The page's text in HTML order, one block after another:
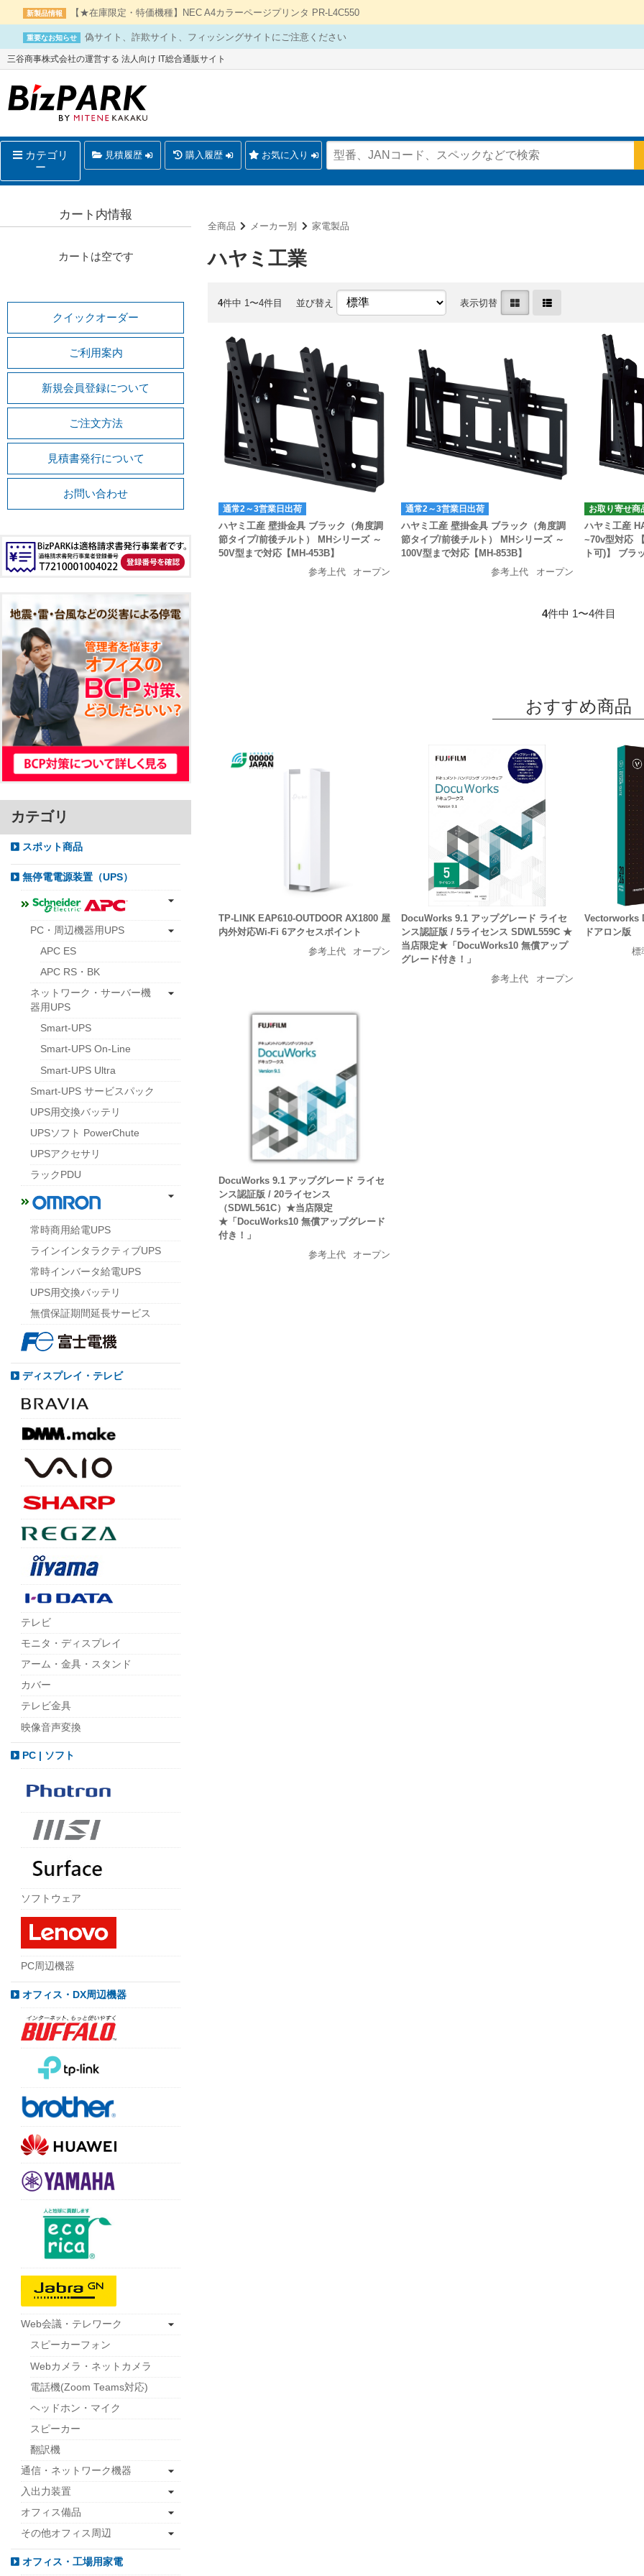
新製品情報 【★在庫限定・特価機種】NEC A4カラーページプリンタ PR-L4C550
重要なお知らせ 偽サイト、詐欺サイト、フィッシングサイトにご注意ください
三谷商事株式会社の運営する 法人向け IT総合通販サイト
カテゴリ
ー
見積履歴 購入履歴 お気に入り
全商品 メーカー別 家電製品
ハヤミ工業
4件中 1〜4件目 並び替え 表示切替
通常2～3営業日出荷
ハヤミ工産 壁掛金具 ブラック（角度調
節タイプ/前後チルト） MHシリーズ ～
50V型まで対応【MH-453B】
参考上代
オープン
通常2～3営業日出荷
ハヤミ工産 壁掛金具 ブラック（角度調
節タイプ/前後チルト） MHシリーズ ～
100V型まで対応【MH-853B】
参考上代
オープン
お取り寄せ商
ハヤミ工産
~70v型対応
ト可)】 ブラ
4件中 1〜4件目
おすすめ商品
TP-LINK EAP610-OUTDOOR AX1800 屋
内外対応Wi-Fi 6アクセスポイント
参考上代
オープン
DocuWorks 9.1 アップグレード ライセ
ンス認証版 / 5ライセンス SDWL559C ★
当店限定★「DocuWorks10 無償アップ
グレード付き！」
参考上代
オープン
Vectorworks
ドアロン版
標
DocuWorks 9.1 アップグレード ライセ
ンス認証版 / 20ライセンス
（SDWL561C）★当店限定
★「DocuWorks10 無償アップグレード
付き！」
参考上代
オープン
カート内情報
カートは空です
クイックオーダー
ご利用案内
新規会員登録について
ご注文方法
見積書発行について
お問い合わせ
カテゴリ
スポット商品
無停電電源装置（UPS）
PC・周辺機器用UPS
APC ES
APC RS・BK
ネットワーク・サーバー機
器用UPS
Smart-UPS
Smart-UPS On-Line
Smart-UPS Ultra
Smart-UPS サービスパック
UPS用交換バッテリ
UPSソフト PowerChute
UPSアクセサリ
ラックPDU
常時商用給電UPS
ラインインタラクティブUPS
常時インバータ給電UPS
UPS用交換バッテリ
無償保証期間延長サービス
ディスプレイ・テレビ
テレビ
モニタ・ディスプレイ
アーム・金具・スタンド
カバー
テレビ金具
映像音声変換
PC | ソフト
ソフトウェア
PC周辺機器
オフィス・DX周辺機器
Web会議・テレワーク
スピーカーフォン
Webカメラ・ネットカメラ
電話機(Zoom Teams対応)
ヘッドホン・マイク
スピーカー
翻訳機
通信・ネットワーク機器
入出力装置
オフィス備品
その他オフィス周辺
オフィス・工場用家電